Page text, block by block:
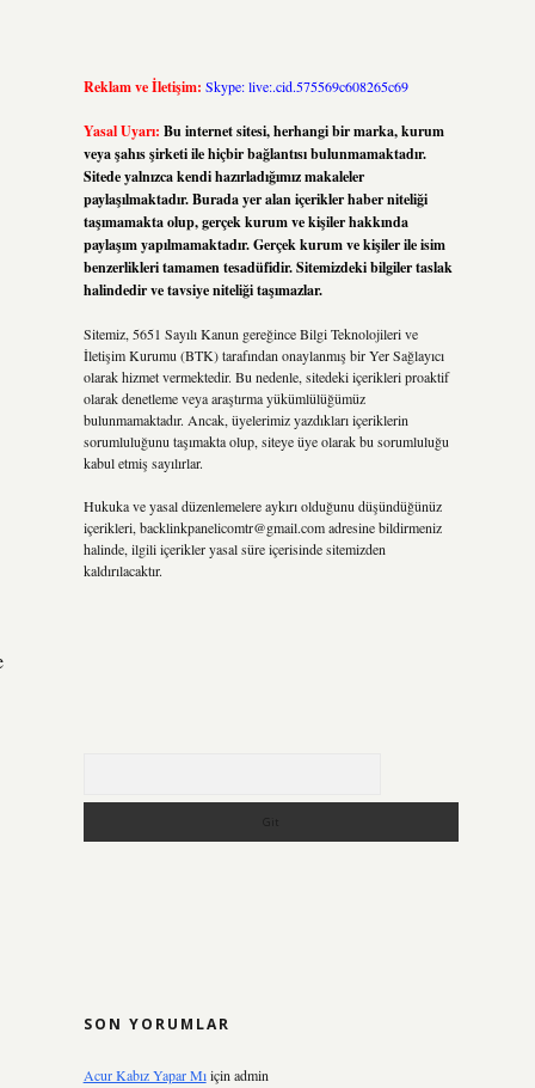
Reklam ve İletişim: Skype: live:.cid.575569c608265c69
Yasal Uyarı: Bu internet sitesi, herhangi bir marka, kurum
veya şahıs şirketi ile hiçbir bağlantısı bulunmamaktadır.
Sitede yalnızca kendi hazırladığımız makaleler
paylaşılmaktadır. Burada yer alan içerikler haber niteliği
taşımamakta olup, gerçek kurum ve kişiler hakkında
paylaşım yapılmamaktadır. Gerçek kurum ve kişiler ile isim
benzerlikleri tamamen tesadüfidir. Sitemizdeki bilgiler taslak
halindedir ve tavsiye niteliği taşımazlar.
Sitemiz, 5651 Sayılı Kanun gereğince Bilgi Teknolojileri ve
İletişim Kurumu (BTK) tarafından onaylanmış bir Yer Sağlayıcı
olarak hizmet vermektedir. Bu nedenle, sitedeki içerikleri proaktif
olarak denetleme veya araştırma yükümlülüğümüz
bulunmamaktadır. Ancak, üyelerimiz yazdıkları içeriklerin
sorumluluğunu taşımakta olup, siteye üye olarak bu sorumluluğu
kabul etmiş sayılırlar.
Hukuka ve yasal düzenlemelere aykırı olduğunu düşündüğünüz
içerikleri, backlinkpanelicomtr@gmail.comadresine bildirmeniz
halinde, ilgili içerikler yasal süre içerisinde sitemizden
kaldırılacaktır.
SON YORUMLAR
Acur Kabız Yapar Mıiçin admin